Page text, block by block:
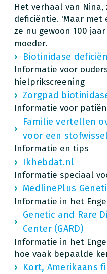
Het verhaal van
deficiëntie. 'Maar
ze nu gewoon 100
moeder.
Biotinidase
Informatie voor
hielprikscreening
Zorgpad
Informatie voor
Familie vertellen
voor een
Informatie en tips
Ikhebdat.nl
Informatie speciaal
MedlinePlus
Informatie in het
Genetic and Rare
Center (GARD)
Informatie in het
hoe vaak bepaalde
Kort, Amerikaans